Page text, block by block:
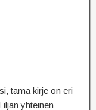
tämä kirje on eri
yhteinen